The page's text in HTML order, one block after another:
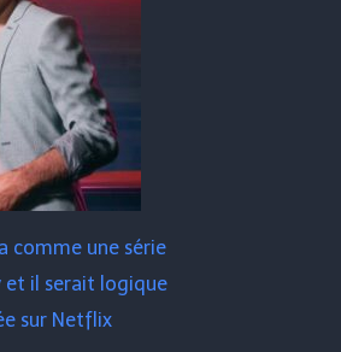
comme une série
et il serait logique
sur Netflix